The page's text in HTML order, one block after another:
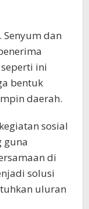
dan
ini
bentuk
daerah.
sosial
guna
di
solusi
uluran